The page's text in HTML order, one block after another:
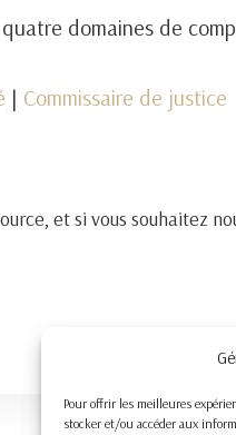
Pour offrir les meilleures
stocker et/ou accéder aux
domaines de
| Commissaire de justice
et si vous souhaitez